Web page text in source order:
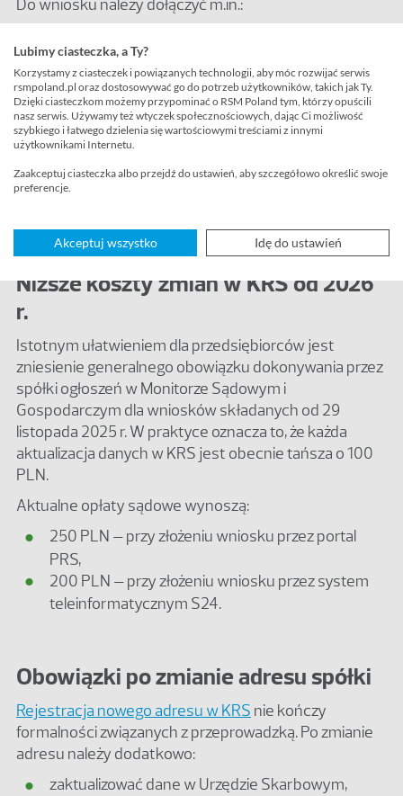
Do wniosku należy dołączyć m.in.:
adresu spółki;
umowę (akt założycielski) spółki (wraz z tekstem
jednolitym) sporządzoną w formie aktu
notarialnego – w przypadku zmiany siedziby
(uwaga! w systemie PRS podajemy tylko numer
aktu notarialnego w Centralnym Repozytorium
Elektronicznych Wypisów Aktów Notarialnych –
Niższe koszty zmian w KRS od 2026
r.
Istotnym ułatwieniem dla przedsiębiorców jest
zniesienie generalnego obowiązku dokonywania przez
spółki ogłoszeń w Monitorze Sądowym i
Gospodarczym dla wniosków składanych od 29
listopada 2025 r. W praktyce oznacza to, że każda
aktualizacja danych w KRS jest obecnie tańsza o 100
PLN.
Aktualne opłaty sądowe wynoszą:
250 PLN – przy złożeniu wniosku przez portal
PRS,
200 PLN – przy złożeniu wniosku przez system
teleinformatycznym S24.
Obowiązki po zmianie adresu spółki
Rejestracja nowego adresu w KRS nie kończy
formalności związanych z przeprowadzką. Po zmianie
adresu należy dodatkowo:
zaktualizować dane w Urzędzie Skarbowym,
Lubimy ciasteczka, a Ty?
Korzystamy z ciasteczek i powiązanych technologii, aby móc rozwijać serwis
rsmpoland.pl oraz dostosowywać go do potrzeb użytkowników, takich jak Ty.
Dzięki ciasteczkom możemy przypominać o RSM Poland tym, którzy opuścili
nasz serwis. Używamy też wtyczek społecznościowych, dając Ci możliwość
szybkiego i łatwego dzielenia się wartościowymi treściami z innymi
użytkownikami Internetu.
Zaakceptuj ciasteczka albo przejdź do ustawień, aby szczegółowo określić swoje
preferencje.
Akceptuj wszystko Idę do ustawień